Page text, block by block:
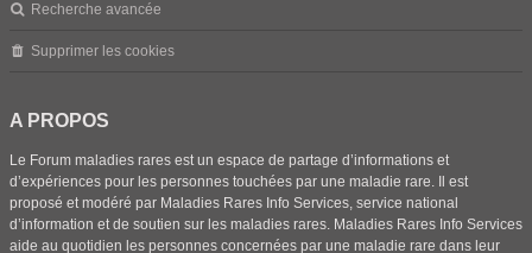
Recherche avancée
Supprimer les cookies
A PROPOS
Le Forum maladies rares est un espace de partage d’informations et
d’expériences pour les personnes touchées par une maladie rare. Il est
proposé et modéré par Maladies Rares Info Services, service national
d’information et de soutien sur les maladies rares. Maladies Rares Info Services
aide au quotidien les personnes concernées par une maladie rare dans leur